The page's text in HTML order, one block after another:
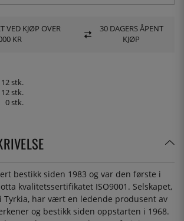
12 stk.
12 stk.
0 stk.
VED KJØP OVER
KR
30 DAGERS ÅPENT
KJØP
bestikk siden 1983 og var den første i
kvalitetssertifikatet ISO9001. Selskapet,
Tyrkia, har vært en ledende produsent av
og bestikk siden oppstarten i 1968.